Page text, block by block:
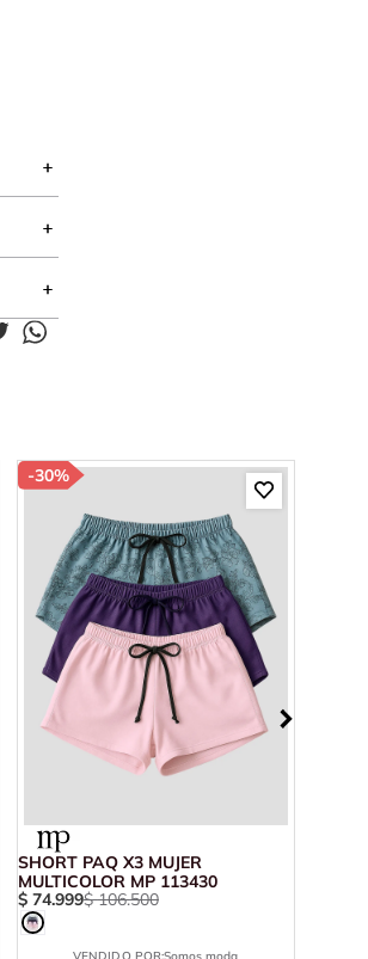
-30%
SHORT PAQ X3 MUJER
MULTICOLOR MP 113430
$ 74.999$ 106.500
VENDIDO POR:Somos moda